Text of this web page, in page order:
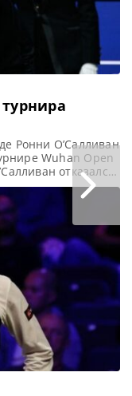
Ронни О’Салливан
Wuhan Open
отказался
по медицинским
следующей неделе
с Алланом
24